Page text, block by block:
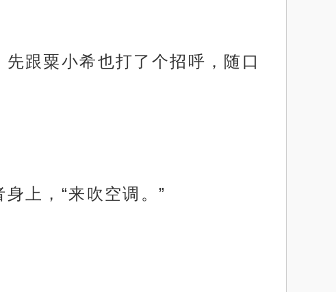
跟粟小希也打了个招呼，随口
上，“来吹空调。”